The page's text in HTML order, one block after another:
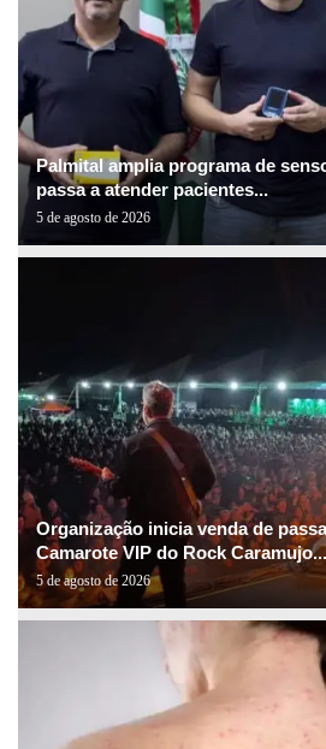
Palmital amplia programa de
passa a atender pacientes...
5 de agosto de 2026
Organização inicia venda de
Camarote VIP do Rock Caramujo...
5 de agosto de 2026